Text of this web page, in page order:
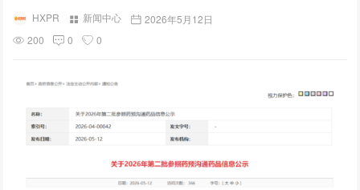
HXPR 新闻中心
2026年5月12日
200
0 0